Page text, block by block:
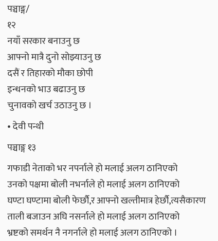
पञ्चाङ्ग/
१२
नयाँ सरकार बनाउनु छ
आफ्नो मात्रै दुनो सोझ्याउनु छ
दसैं र तिहारको मौका छोपी
इन्धनको भाउ बढाउनु छ
चुनावको खर्च उठाउनु छ ।
• देवी पन्थी
पञ्चाङ्ग १३
गफाडी नेताको भर नपर्नाले हो मलाई अलग ठानिएको
उनको पक्षमा बोली नभर्नाले हो मलाई अलग ठानिएको
घण्टा घण्टामा बोली फेर्छौ,र आफ्नो खल्तीमात्र हेर्छौ,त्यसैकारण
ताली बजाउन अघि नसर्नाले हो मलाई अलग ठानिएको
भ्रष्टको समर्थन नै नगर्नाले हो मलाई अलग ठानिएको ।